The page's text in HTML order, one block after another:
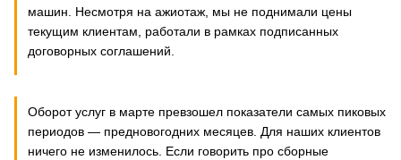
машин. Несмотря на ажиотаж, мы не поднимали цены
текущим клиентам, работали в рамках подписанных
договорных соглашений.
Оборот услуг в марте превзошел показатели самых пиковых
периодов — предновогодних месяцев. Для наших клиентов
ничего не изменилось. Если говорить про сборные